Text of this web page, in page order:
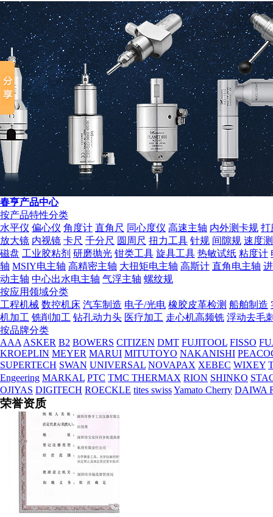
春亨产品中心
按产品特性分类
水平仪 偏心仪 角度计 直角尺 同心度仪 高速主轴 内外测卡规 打
放大镜 内视镜 卡尺 千分尺 圆周尺 扭力工具 针规 间隙规 速度
磁盘 工业胶粘剂 研磨抛光 钳类工具 旋具工具 热敏试纸 粘度计
轴 MSIY电主轴 高精密主轴 大扭矩电主轴 高斯计 直角电主轴
动主轴 中心出水电主轴 气浮主轴 螺纹规
按应用领域分类
工程机械 数控机床 汽车制造 电子/光电 橡胶皮革检测 船舶制造
机加工 铣削加工 钻孔动力头 医疗加工 走心机高频铣 浮动去毛
按品牌分类
AAA ASKER B2 BOWERS CITIZEN DMT FUJITOOL FISSO
KROEPLIN MEYER MARUI MITUTOYO NAKANISHI
SUPERTECH SWAN UNIVERSAL NOVAPAX XEBEC WIXEY
Engeering MARKAL PTC TMC THERMAX RION SHINKO
OJIYAS DIGITECH ROECKLE tites swissYamato Cherry DAIWA
荣誉资质
组织机构代码证